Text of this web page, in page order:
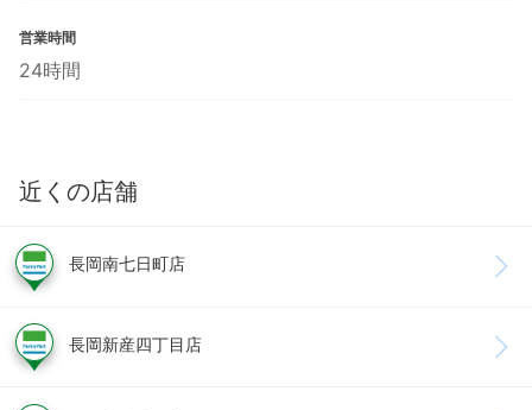
営業時間
24時間
近くの店舗
長岡南七日町店
長岡新産四丁目店